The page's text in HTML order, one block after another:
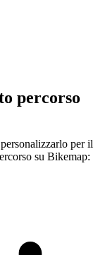
percorso
per il
su Bikemap: